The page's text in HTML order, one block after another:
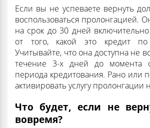
Если вы не успеваете вернуть
воспользоваться пролонгацией.
на срок до 30 дней
от того, какой это кредит
Учитывайте, что она доступна не
течение 3-х дней до момента
периода кредитования. Рано или
активировать услугу пролонгации
Что будет, если не
вовремя?